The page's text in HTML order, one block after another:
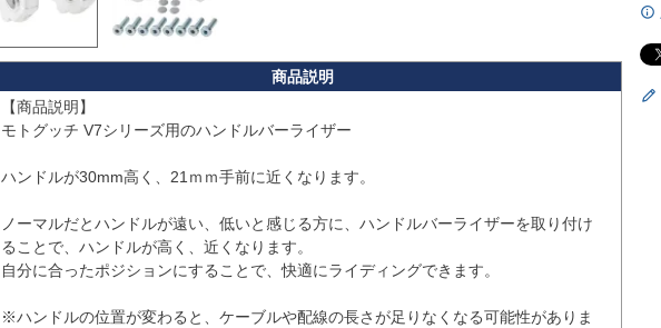
【商品説明】
モトグッチ V7シリーズ用のハンドルバーライザー
ハンドルが30mm高く、21ｍｍ手前に近くなります。
ノーマルだとハンドルが遠い、低いと感じる方に、ハンドルバーライザーを取り付け
ることで、ハンドルが高く、近くなります。
自分に合ったポジションにすることで、快適にライディングできます。
※ハンドルの位置が変わると、ケーブルや配線の長さが足りなくなる可能性がありま